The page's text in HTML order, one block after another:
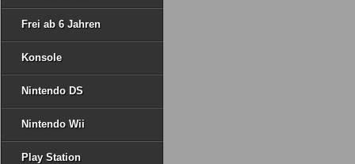
Frei ab 6 Jahren
Konsole
Nintendo DS
Nintendo Wii
Play Station